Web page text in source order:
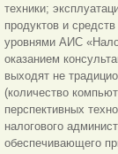
техники;
продуктов и
уровнями АИС
оказанием
выходят не
(количество
перспективных
налогового
обеспечивающего